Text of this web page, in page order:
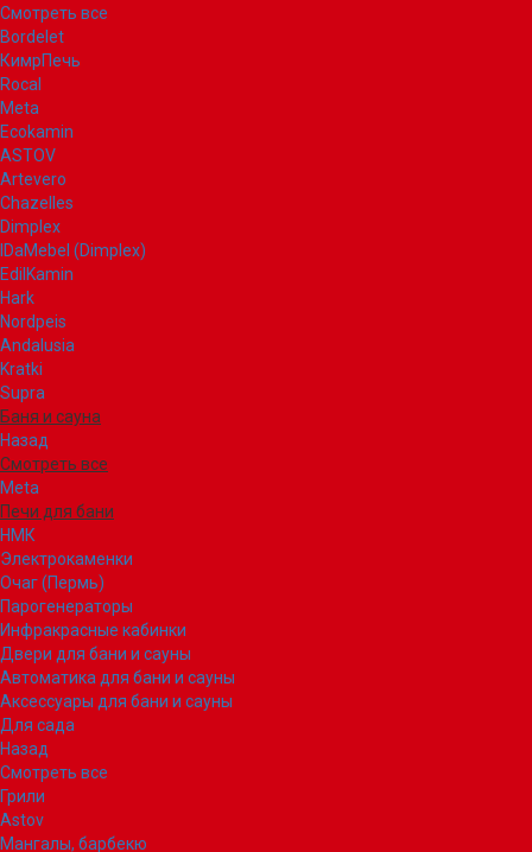
Смотреть все
Bordelet
КимрПечь
Rocal
Meta
Ecokamin
ASTOV
Artevero
Chazelles
Dimplex
IDaMebel (Dimplex)
EdilKamin
Hark
Nordpeis
Andalusia
Kratki
Supra
Баня и сауна
Назад
Смотреть все
Meta
Печи для бани
НМК
Электрокаменки
Очаг (Пермь)
Парогенераторы
Инфракрасные кабинки
Двери для бани и сауны
Автоматика для бани и сауны
Аксессуары для бани и сауны
Для сада
Назад
Смотреть все
Грили
Astov
Мангалы, барбекю